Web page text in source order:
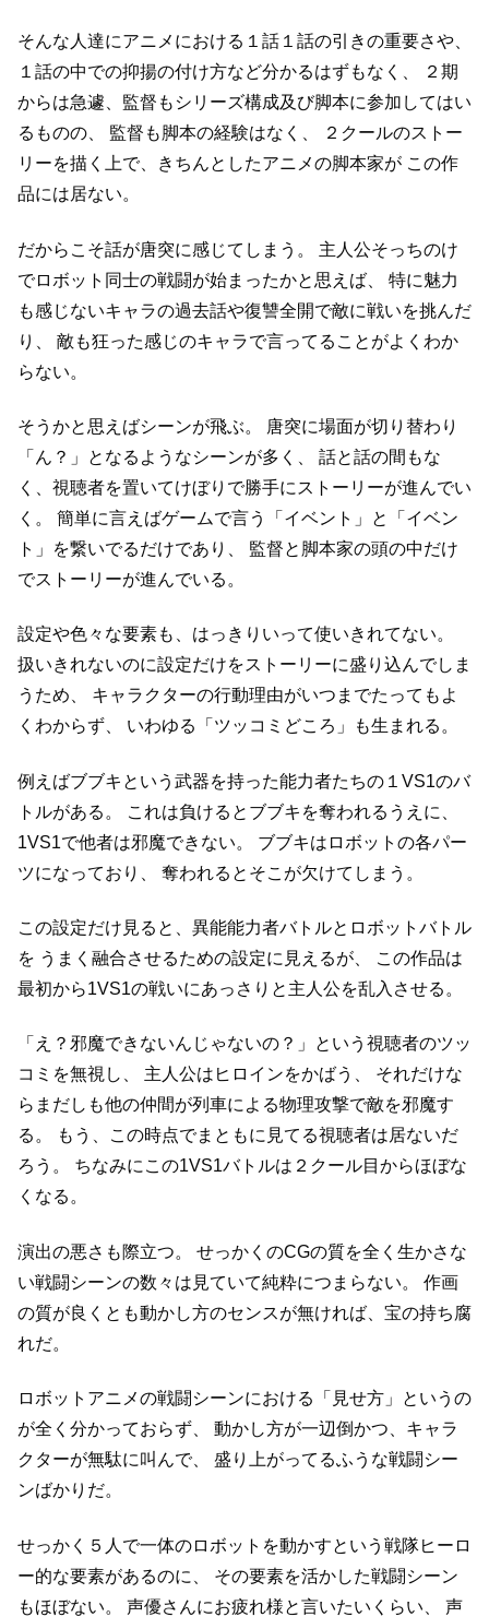
そんな人達にアニメにおける１話１話の引きの重要さや、
１話の中での抑揚の付け方など分かるはずもなく、
２期
からは急遽、監督もシリーズ構成及び脚本に参加してはい
るものの、
監督も脚本の経験はなく、
２クールのストー
リーを描く上で、きちんとしたアニメの脚本家が この作
品には居ない。
だからこそ話が唐突に感じてしまう。
主人公そっちのけ
でロボット同士の戦闘が始まったかと思えば、
特に魅力
も感じないキャラの過去話や復讐全開で敵に戦いを挑んだ
り、
敵も狂った感じのキャラで言ってることがよくわか
らない。
そうかと思えばシーンが飛ぶ。
唐突に場面が切り替わり
「ん？」となるようなシーンが多く、
話と話の間もな
く、視聴者を置いてけぼりで勝手にストーリーが進んでい
く。
簡単に言えばゲームで言う「イベント」と「イベン
ト」を繋いでるだけであり、
監督と脚本家の頭の中だけ
でストーリーが進んでいる。
設定や色々な要素も、はっきりいって使いきれてない。
扱いきれないのに設定だけをストーリーに盛り込んでしま
うため、
キャラクターの行動理由がいつまでたってもよ
くわからず、
いわゆる「ツッコミどころ」も生まれる。
例えばブブキという武器を持った能力者たちの１VS1のバ
トルがある。
これは負けるとブブキを奪われるうえに、
1VS1で他者は邪魔できない。
ブブキはロボットの各パー
ツになっており、
奪われるとそこが欠けてしまう。
この設定だけ見ると、異能能力者バトルとロボットバトル
を うまく融合させるための設定に見えるが、
この作品は
最初から1VS1の戦いにあっさりと主人公を乱入させる。
「え？邪魔できないんじゃないの？」という視聴者のツッ
コミを無視し、
主人公はヒロインをかばう、
それだけな
らまだしも他の仲間が列車による物理攻撃で敵を邪魔す
る。
もう、この時点でまともに見てる視聴者は居ないだ
ろう。
ちなみにこの1VS1バトルは２クール目からほぼな
くなる。
演出の悪さも際立つ。
せっかくのCGの質を全く生かさな
い戦闘シーンの数々は見ていて純粋につまらない。
作画
の質が良くとも動かし方のセンスが無ければ、宝の持ち腐
れだ。
ロボットアニメの戦闘シーンにおける「見せ方」というの
が全く分かっておらず、
動かし方が一辺倒かつ、キャラ
クターが無駄に叫んで、
盛り上がってるふうな戦闘シー
ンばかりだ。
せっかく５人で一体のロボットを動かすという戦隊ヒーロ
ー的な要素があるのに、
その要素を活かした戦闘シーン
もほぼない。
声優さんにお疲れ様と言いたいくらい、
声